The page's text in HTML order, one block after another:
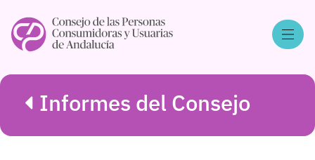
Informes del Consejo